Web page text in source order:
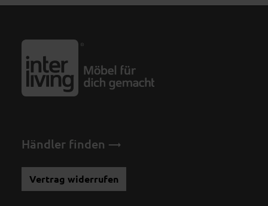
Händler finden
Vertrag widerrufen